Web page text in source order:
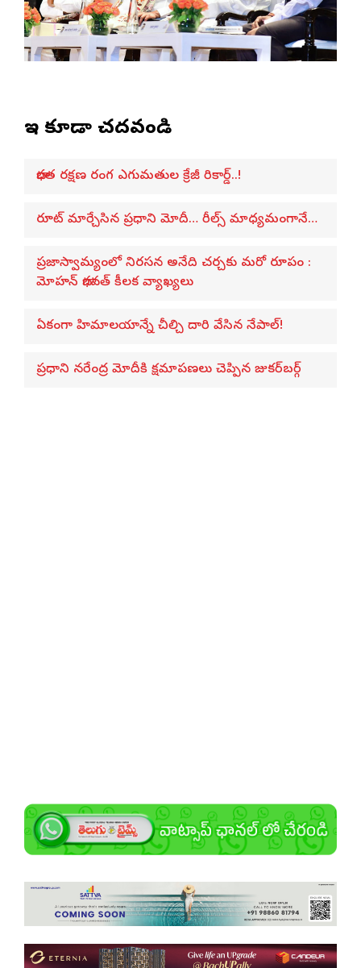
ఇవి కూడా చదవండి
భారత రక్షణ రంగ ఎగుమతుల క్రేజీ రికార్డ్..!
రూట్ మార్చేసిన ప్రధాని మోదీ… రీల్స్ మాధ్యమంగానే…
ప్రజాస్వామ్యంలో నిరసన అనేది చర్చకు మరో రూపం :
మోహన్ భాగవత్ కీలక వ్యాఖ్యలు
ఏకంగా హిమాలయాన్నే చీల్చి దారి వేసిన నేపాల్!
ప్రధాని నరేంద్ర మోదీకి క్షమాపణలు చెప్పిన జుకర్‌బర్గ్